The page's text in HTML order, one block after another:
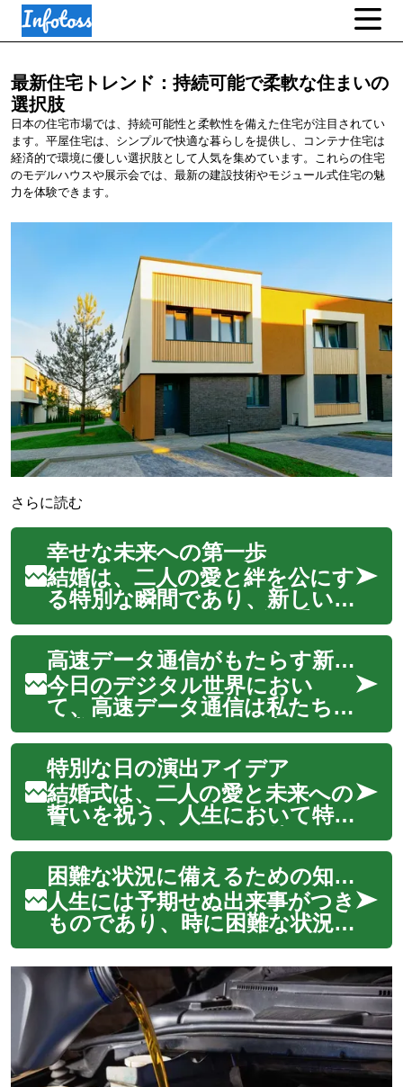
最新住宅トレンド：持続可能で柔軟な住まいの
選択肢
日本の住宅市場では、持続可能性と柔軟性を備えた住宅が注目されてい
ます。平屋住宅は、シンプルで快適な暮らしを提供し、コンテナ住宅は
経済的で環境に優しい選択肢として人気を集めています。これらの住宅
のモデルハウスや展示会では、最新の建設技術やモジュール式住宅の魅
力を体験できます。
さらに読む
幸せな未来への第一歩
結婚は、二人の愛と絆を公にす
る特別な瞬間であり、新しい人
生の章の始まりを告げる重要な
節目です。この聖なる結びつ
きは、献身と協力関係の誓いを
交わし、未来への喜びに満ちた
幸せを共に築き上げることを
意味します。カップルにとっ
て、結婚式は単な...
高速データ通信がもたらす新たな体験
今日のデジタル世界におい
て、高速データ通信は私たちの
日常生活に不可欠な要素となっ
ています。特に5Gネットワー
クの登場は、モバイル通信の未
来を大きく変え、これまでの
体験を飛躍的に向上させる可能
性を秘めています。この新し
い世代のワイヤレス...
特別な日の演出アイデア
結婚式は、二人の愛と未来への
誓いを祝う、人生において特に
重要な瞬間です。この特別な日
を忘れられないものにするた
めには、細部にわたる計画と、
新郎新婦の個性や価値観を反映
した演出が不可欠です。本記事
では、感動的で記憶に残る結婚
式を創り上げ...
困難な状況に備えるための知恵と実践
人生には予期せぬ出来事がつき
ものであり、時に困難な状況に
直面することもあります。そ
うした不確実性から個人や家
族、そして資産を守るために、
保険は重要な役割を果たしま
す。単なる金銭的な契約ではな
く、将来に対する安心と安定を
築くための実践的...